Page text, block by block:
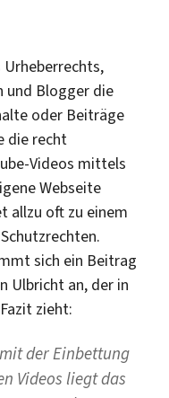
und Blogger die
oder Beiträge
die recht
Videos mittels
Webseite
allzu oft zu einem
sich ein Beitrag
Ulbricht an, der in
zieht:
der Einbettung
Videos liegt das